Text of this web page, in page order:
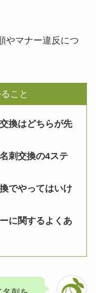
やマナー違反につ
こと
換はどちらが先
刺交換の4ステ
でやってはいけ
に関するよくあ